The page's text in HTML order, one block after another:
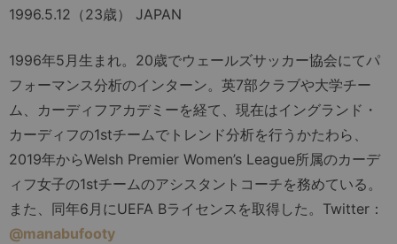
1996.5.12（23歳） JAPAN
1996年5月生まれ。20歳でウェールズサッカー協会にてパ
フォーマンス分析のインターン。英7部クラブや大学チー
ム、カーディフアカデミーを経て、現在はイングランド・
カーディフの1stチームでトレンド分析を行うかたわら、
2019年からWelsh Premier Women’s League所属のカーデ
ィフ女子の1stチームのアシスタントコーチを務めている。
また、同年6月にUEFA Bライセンスを取得した。Twitter：
@manabufooty